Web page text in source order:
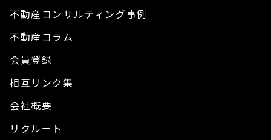
不動産コンサルティング事例
不動産コラム
会員登録
相互リンク集
会社概要
リクルート